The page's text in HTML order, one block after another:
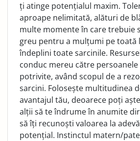
ți atinge potențialul maxim.
aproape nelimitată, alături de
multe momente în care trebuie
greu pentru a mulțumi pe toată
îndeplini toate sarcinile.
conduc mereu către
potrivite, având scopul de a
sarcini. Folosește multitudinea
avantajul tău, deoarece poți
alții să te îndrume în anumite
să îți recunoști valoarea la
potențial. Instinctul matern/